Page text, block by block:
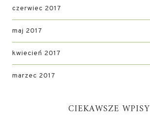
czerwiec 2017
maj 2017
kwiecień 2017
marzec 2017
CIEKAWSZE WPISY